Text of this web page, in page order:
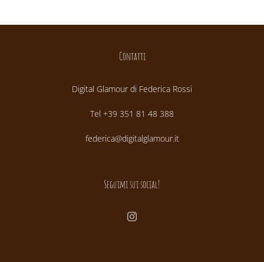
Contatti
Digital Glamour di Federica Rossi
Tel +39 351 81 48 388
federica@digitalglamour.it
Seguimi sui social!